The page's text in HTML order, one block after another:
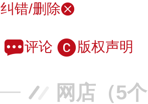
纠错/删除
评论 版权声明
网店（5